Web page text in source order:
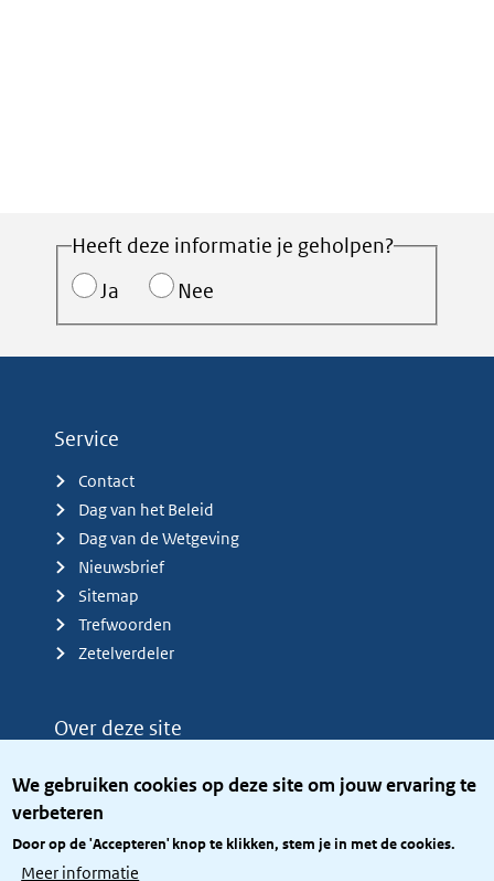
We gebruiken cookies op deze site om jouw ervaring te
verbeteren
Door op de 'Accepteren' knop te klikken, stem je in met de cookies.
Meer informatie
Heeft deze informatie je geholpen?
Ja
Nee
Service
Contact
Dag van het Beleid
Dag van de Wetgeving
Nieuwsbrief
Sitemap
Trefwoorden
Zetelverdeler
Over deze site
Privacy
Toegang site openbaar